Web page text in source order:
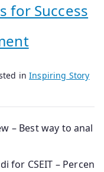
for Success
inInspiring Story
– Best way to anal
for CSEIT – Percen